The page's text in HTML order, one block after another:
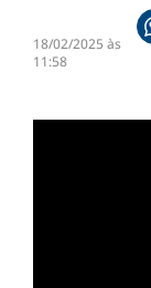
18/02/2025 às
11:58